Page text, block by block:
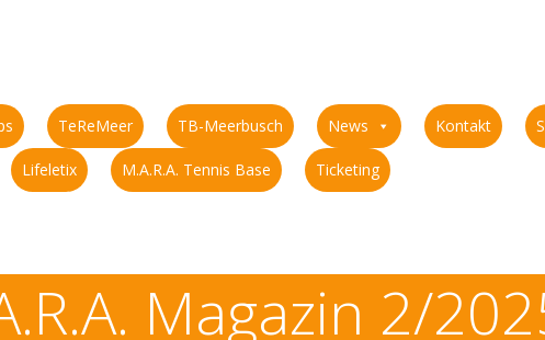
TeReMeer TB-Meerbusch News Kontakt
Lifeletix M.A.R.A. Tennis Base Ticketing
Magazin 2/